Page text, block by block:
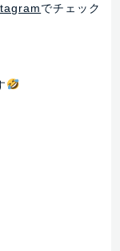
でチェック